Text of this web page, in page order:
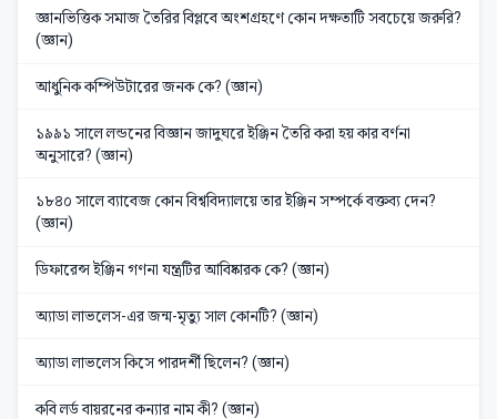
জ্ঞানভিত্তিক সমাজ তৈরির বিপ্লবে অংশগ্রহণে কোন দক্ষতাটি সবচেয়ে জরুরি?
(জ্ঞান)
আধুনিক কম্পিউটারের জনক কে? (জ্ঞান)
১৯৯১ সালে লন্ডনের বিজ্ঞান জাদুঘরে ইঞ্জিন তৈরি করা হয় কার বর্ণনা
অনুসারে? (জ্ঞান)
১৮৪০ সালে ব্যাবেজ কোন বিশ্ববিদ্যালয়ে তার ইঞ্জিন সম্পর্কে বক্তব্য দেন?
(জ্ঞান)
ডিফারেন্স ইঞ্জিন গণনা যন্ত্রটির আবিষ্কারক কে? (জ্ঞান)
অ্যাডা লাভলেস-এর জন্ম-মৃত্যু সাল কোনটি? (জ্ঞান)
অ্যাডা লাভলেস কিসে পারদর্শী ছিলেন? (জ্ঞান)
কবি লর্ড বায়রনের কন্যার নাম কী? (জ্ঞান)